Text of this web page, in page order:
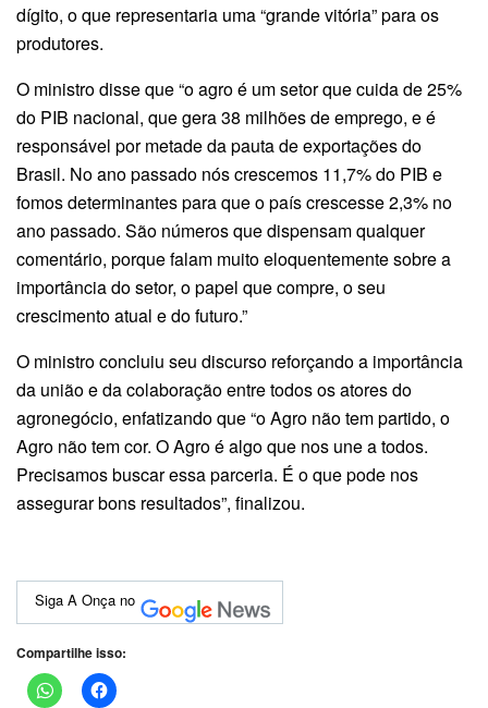
dígito, o que representaria uma “grande vitória” para os
produtores.
O ministro disse que “o agro é um setor que cuida de 25%
do PIB nacional, que gera 38 milhões de emprego, e é
responsável por metade da pauta de exportações do
Brasil. No ano passado nós crescemos 11,7% do PIB e
fomos determinantes para que o país crescesse 2,3% no
ano passado. São números que dispensam qualquer
comentário, porque falam muito eloquentemente sobre a
importância do setor, o papel que compre, o seu
crescimento atual e do futuro.”
O ministro concluiu seu discurso reforçando a importância
da união e da colaboração entre todos os atores do
agronegócio, enfatizando que “o Agro não tem partido, o
Agro não tem cor. O Agro é algo que nos une a todos.
Precisamos buscar essa parceria. É o que pode nos
assegurar bons resultados”, finalizou.
Siga A Onça no
Compartilhe isso: